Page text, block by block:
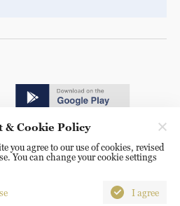
All Rights Reserved. 16A
100040
& Cookie Policy
you agree to our use of cookies, revised
You can change your cookie settings
I agree